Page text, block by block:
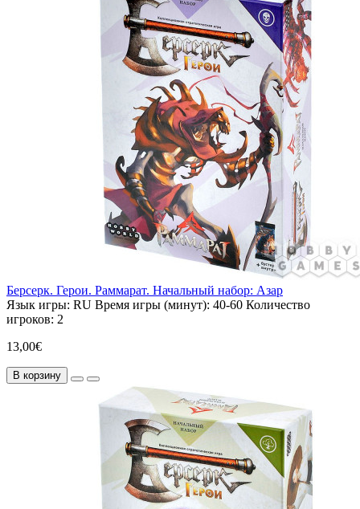
Берсерк. Герои. Раммарат. Начальный набор: Азар
Язык игры: RU Время игры (минут): 40-60 Количество
игроков: 2
13,00€
В корзину